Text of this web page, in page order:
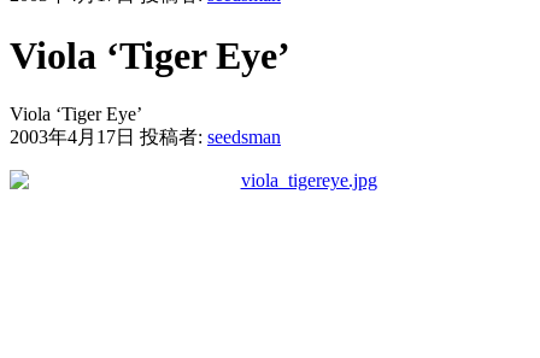
ュ
ー
Viola ‘Tiger Eye’
Viola ‘Tiger Eye’
2003年4月17日 投稿者: seedsman